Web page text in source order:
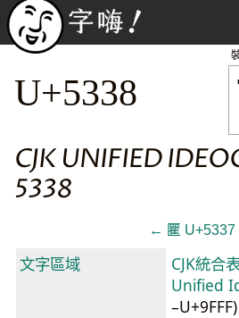
U+5338
CJK UNIFIED
5338
← 匷 U+5337
文字區域
CJK統合
Unified
–U+9FFF)